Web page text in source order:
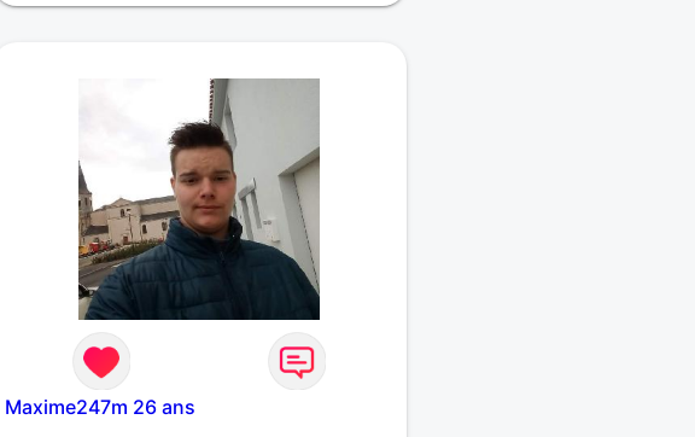
reconstruire .c’est la première fois que je
aujourd’hui c’est mon anniversaire
!J’aimerais rencontrer quelqu’un qui
partage les mêmes valeurs qui font de
quelqu’un un être humain
Maxime247m 26 ans